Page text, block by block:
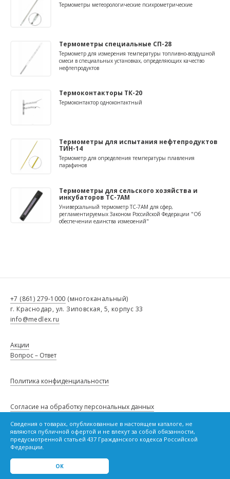
Термометры метеорологические психрометрические
Термометры специальные СП-28
Термометр для измерения температуры топливно-воздушной
смеси в специальных установках, определяющих качество
нефтепродуктов
Термоконтакторы ТК-20
Термоконтактор одноконтактный
Термометры для испытания нефтепродуктов
ТИН-14
Термометр для определения температуры плавления
парафинов
Термометры для сельского хозяйства и
инкубаторов ТС-7АМ
Универсальный термометр ТС-7АМ для сфер,
регламентируемых Законом Российской Федерации "Об
обеспечении единства измерений"
Сведения о товарах, опубликованные в настоящем каталоге, не
являются публичной офертой и не влекут за собой обязанности,
предусмотренной статьей 437 Гражданского кодекса Российской
Федерации.
OK
+7 (861) 279-1000 (многоканальный)
г. Краснодар, ул. Зиповская, 5, корпус 33
info@medlex.ru
Акции
Вопрос – Ответ
Политика конфиденциальности
Согласие на обработку персональных данных
Политику в отношении файлов cookie